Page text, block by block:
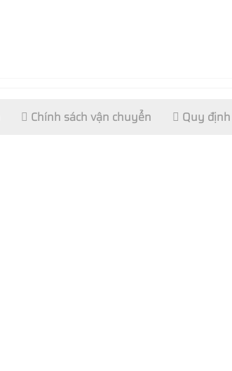
Chính sách vận chuyển Quy